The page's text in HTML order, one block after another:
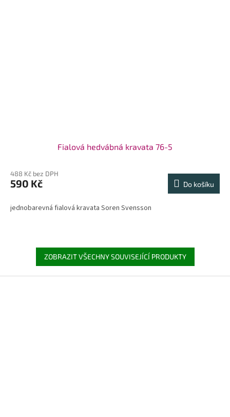
Fialová hedvábná kravata 76-5
488 Kč bez DPH
590 Kč Do košíku
jednobarevná fialová kravata Soren Svensson
ZOBRAZIT VŠECHNY SOUVISEJÍCÍ PRODUKTY